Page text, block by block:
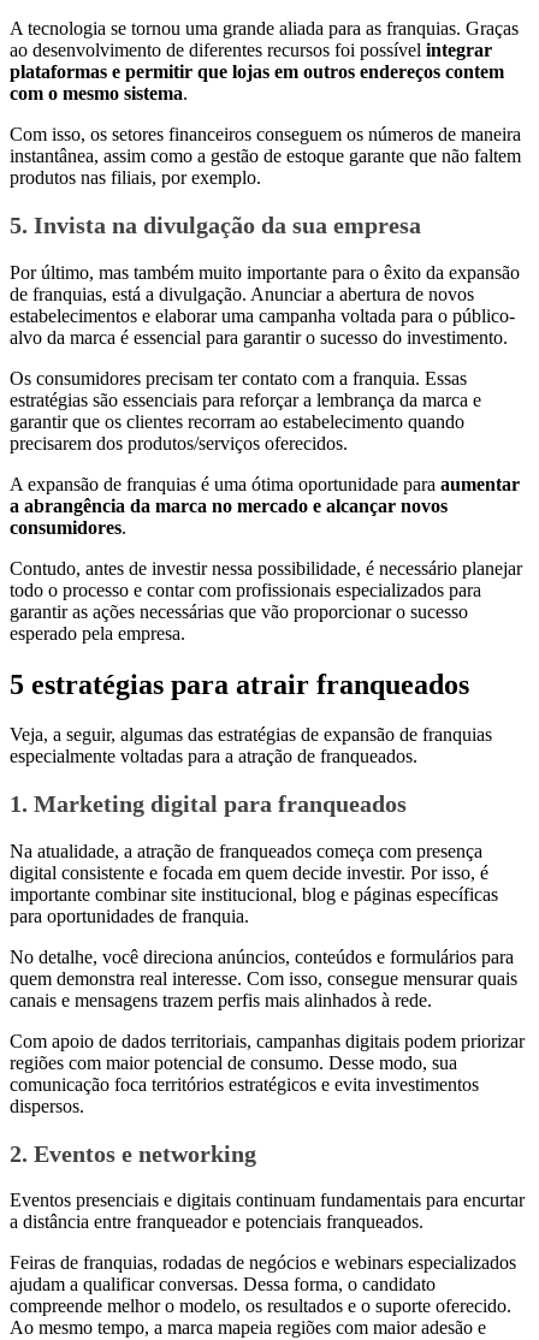
A tecnologia se tornou uma grande aliada para as franquias. Graças
ao desenvolvimento de diferentes recursos foi possível integrar
plataformas e permitir que lojas em outros endereços contem
com o mesmo sistema.
Com isso, os setores financeiros conseguem os números de maneira
instantânea, assim como a gestão de estoque garante que não faltem
produtos nas filiais, por exemplo.
5. Invista na divulgação da sua empresa
Por último, mas também muito importante para o êxito da expansão
de franquias, está a divulgação. Anunciar a abertura de novos
estabelecimentos e elaborar uma campanha voltada para o público-
alvo da marca é essencial para garantir o sucesso do investimento.
Os consumidores precisam ter contato com a franquia. Essas
estratégias são essenciais para reforçar a lembrança da marca e
garantir que os clientes recorram ao estabelecimento quando
precisarem dos produtos/serviços oferecidos.
A expansão de franquias é uma ótima oportunidade para aumentar
a abrangência da marca no mercado e alcançar novos
consumidores.
Contudo, antes de investir nessa possibilidade, é necessário planejar
todo o processo e contar com profissionais especializados para
garantir as ações necessárias que vão proporcionar o sucesso
esperado pela empresa.
5 estratégias para atrair franqueados
Veja, a seguir, algumas das estratégias de expansão de franquias
especialmente voltadas para a atração de franqueados.
1. Marketing digital para franqueados
Na atualidade, a atração de franqueados começa com presença
digital consistente e focada em quem decide investir. Por isso, é
importante combinar site institucional, blog e páginas específicas
para oportunidades de franquia.
No detalhe, você direciona anúncios, conteúdos e formulários para
quem demonstra real interesse. Com isso, consegue mensurar quais
canais e mensagens trazem perfis mais alinhados à rede.
Com apoio de dados territoriais, campanhas digitais podem priorizar
regiões com maior potencial de consumo. Desse modo, sua
comunicação foca territórios estratégicos e evita investimentos
dispersos.
2. Eventos e networking
Eventos presenciais e digitais continuam fundamentais para encurtar
a distância entre franqueador e potenciais franqueados.
Feiras de franquias, rodadas de negócios e webinars especializados
ajudam a qualificar conversas. Dessa forma, o candidato
compreende melhor o modelo, os resultados e o suporte oferecido.
Ao mesmo tempo, a marca mapeia regiões com maior adesão e